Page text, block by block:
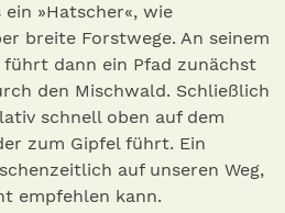
»Hatscher«, wie
breite Forstwege. An seinem
führt dann ein Pfad zunächst
den Mischwald. Schließlich
schnell oben auf dem
zum Gipfel führt. Ein
auf unseren Weg,
empfehlen kann.